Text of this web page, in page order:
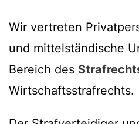
Wir vertreten
und mittelständische
Bereich des
Wirtschaftsstrafrechts.